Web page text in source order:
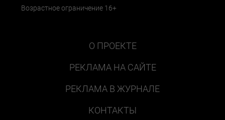
Возрастное ограничение 16+
О ПРОЕКТЕ
РЕКЛАМА НА САЙТЕ
РЕКЛАМА В ЖУРНАЛЕ
КОНТАКТЫ